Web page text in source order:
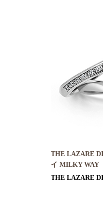
THE LAZARE
イ MILKY WAY
THE LAZARE